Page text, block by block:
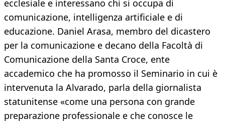
ecclesiale e interessano chi si occupa di
comunicazione, intelligenza artificiale e di
educazione. Daniel Arasa, membro del dicastero
per la comunicazione e decano della Facoltà di
Comunicazione della Santa Croce, ente
accademico che ha promosso il Seminario in cui è
intervenuta la Alvarado, parla della giornalista
statunitense «come una persona con grande
preparazione professionale e che conosce le